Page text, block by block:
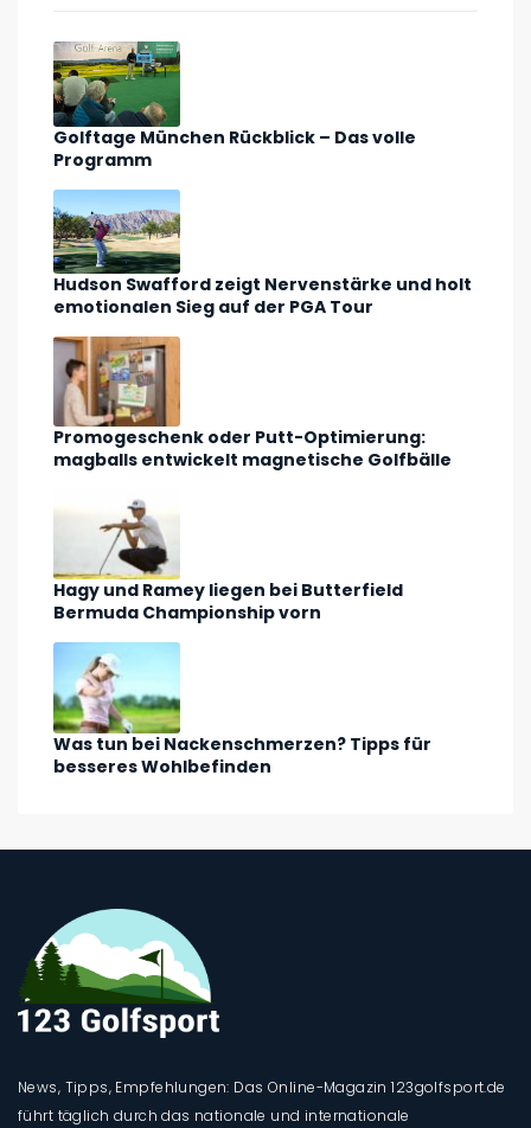
Golftage München Rückblick – Das volle
Programm
Hudson Swafford zeigt Nervenstärke und holt
emotionalen Sieg auf der PGA Tour
Promogeschenk oder Putt-Optimierung:
magballs entwickelt magnetische Golfbälle
Hagy und Ramey liegen bei Butterfield
Bermuda Championship vorn
Was tun bei Nackenschmerzen? Tipps für
besseres Wohlbefinden
News, Tipps, Empfehlungen: Das Online-Magazin 123golfsport.de
führt täglich durch das nationale und internationale